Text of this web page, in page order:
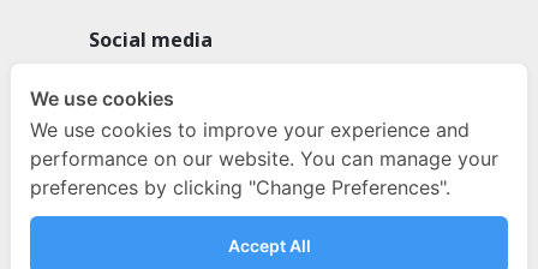
Social media
fb.com/ignitebyondemand
@ignitebyondemand
We use cookies
We use cookies to improve your experience and
performance on our website. You can manage your
preferences by clicking "Change Preferences".
Accept All